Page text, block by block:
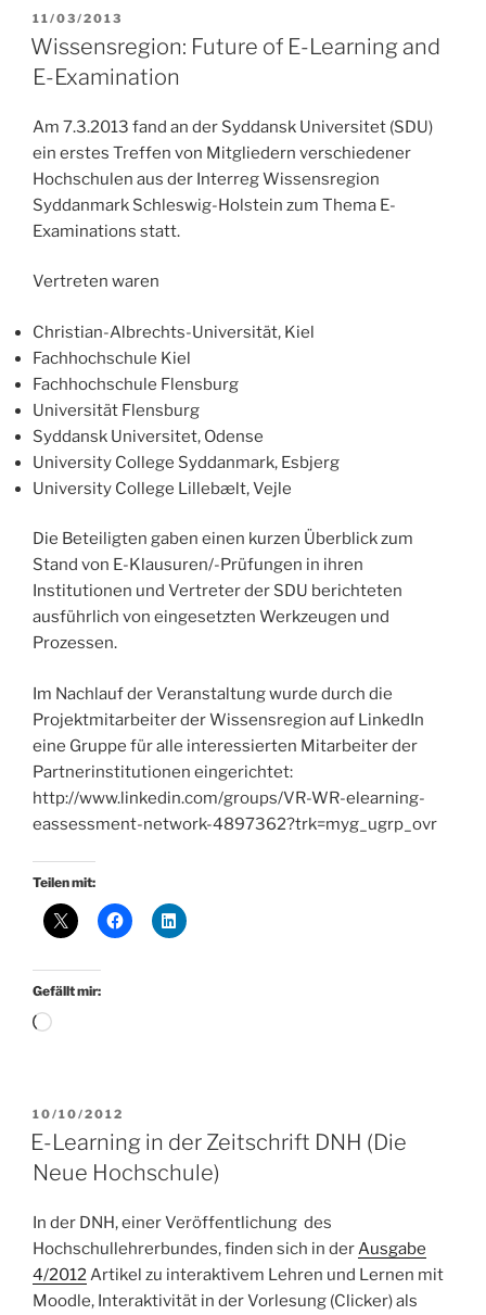
VERÖFFENTLICHT
AM
11/03/2013
Wissensregion: Future of E-Learning and
E-Examination
Am 7.3.2013 fand an der Syddansk Universitet (SDU)
ein erstes Treffen von Mitgliedern verschiedener
Hochschulen aus der Interreg Wissensregion
Syddanmark Schleswig-Holstein zum Thema E-
Examinations statt.
Vertreten waren
Christian-Albrechts-Universität, Kiel
Fachhochschule Kiel
Fachhochschule Flensburg
Universität Flensburg
Syddansk Universitet, Odense
University College Syddanmark, Esbjerg
University College Lillebælt, Vejle
Die Beteiligten gaben einen kurzen Überblick zum
Stand von E-Klausuren/-Prüfungen in ihren
Institutionen und Vertreter der SDU berichteten
ausführlich von eingesetzten Werkzeugen und
Prozessen.
Im Nachlauf der Veranstaltung wurde durch die
Projektmitarbeiter der Wissensregion auf LinkedIn
eine Gruppe für alle interessierten Mitarbeiter der
Partnerinstitutionen eingerichtet:
http://www.linkedin.com/groups/VR-WR-elearning-
eassessment-network-4897362?trk=myg_ugrp_ovr
Teilen mit:
Gefällt mir:
Wird
VERÖFFENTLICHT
AM
10/10/2012
E-Learning in der Zeitschrift DNH (Die
Neue Hochschule)
In der DNH, einer Veröffentlichung des
Hochschullehrerbundes, finden sich in derAusgabe
4/2012Artikel zu interaktivem Lehren und Lernen mit
Moodle, Interaktivität in der Vorlesung (Clicker) als